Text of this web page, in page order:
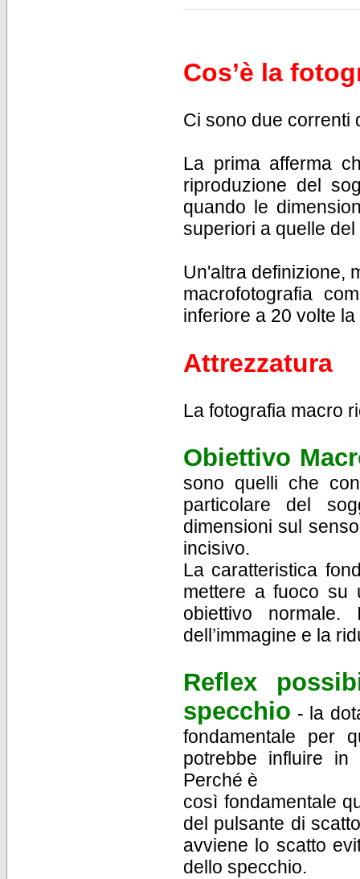
Cos’è la
Ci sono due correnti
La prima afferma
riproduzione del
quando le
superiori a quelle
Un'altra definizione,
macrofotografia
inferiore a 20 volte
Attrezzatura
La fotografia macro
Obiettivo
sono quelli che
particolare del
dimensioni sul
incisivo.
La caratteristica
mettere a fuoco su
obiettivo
dell’immagine e la
Reflex
specchio - la
fondamentale per
potrebbe influire in
Perché è
così fondamentale
del pulsante di
avviene lo scatto
dello specchio.